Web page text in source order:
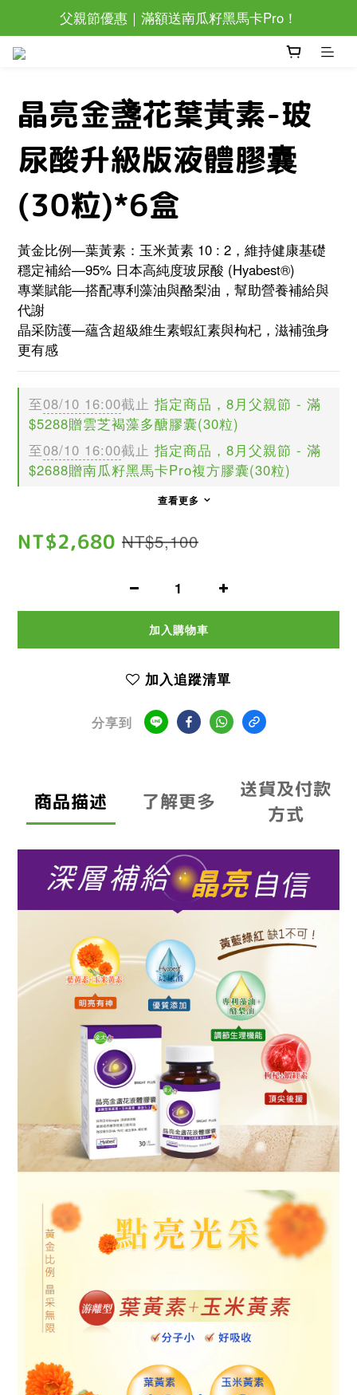
父親節優惠｜滿額送南瓜籽黑馬卡Pro！
滿萬還加碼抽眼部按摩器唷~
父親節優惠｜滿額送南瓜籽黑馬卡Pro！
晶亮金盞花葉黃素-玻
尿酸升級版液體膠囊
(30粒)*6盒
黃金比例—葉黃素：玉米黃素 10 : 2，維持健康基礎
穩定補給—95% 日本高純度玻尿酸 (Hyabest®)
專業賦能—搭配專利藻油與酪梨油，幫助營養補給與
代謝
晶采防護—蘊含超級維生素蝦紅素與枸杞，滋補強身
更有感
至08/10 16:00截止 指定商品，8月父親節 - 滿
$5288贈雲芝褐藻多醣膠囊(30粒)
至08/10 16:00截止 指定商品，8月父親節 - 滿
$2688贈南瓜籽黑馬卡Pro複方膠囊(30粒)
查看更多
NT$2,680 NT$5,100
加入購物車
加入追蹤清單
分享到
商品描述 了解更多
送貨及付款
方式